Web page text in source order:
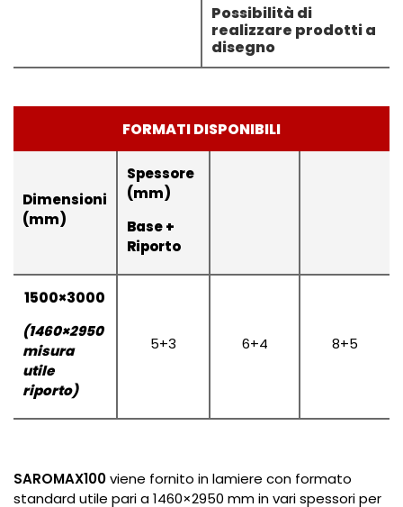
Possibilità di
realizzare prodotti a
disegno
FORMATI DISPONIBILI
Dimensioni
(mm)
Spessore
(mm)
Base +
Riporto
1500×3000
(1460×2950
misura
utile
riporto)
5+3 6+4 8+5
SAROMAX100viene fornito in lamiere con formato
standard utile pari a 1460×2950 mm in vari spessori per